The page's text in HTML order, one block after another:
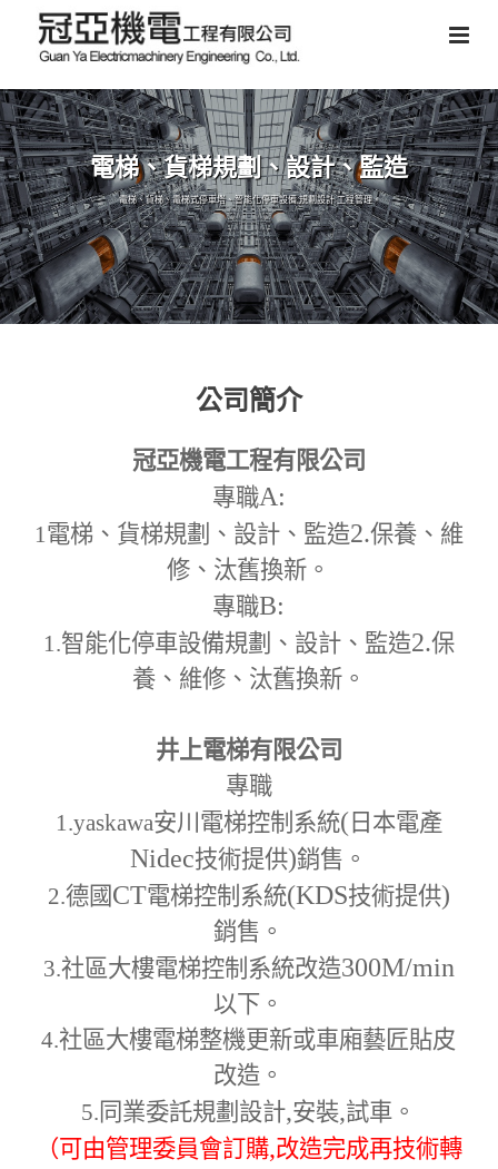
電梯、貨梯規劃、設計、監造
電梯、貨梯、電梯式停車塔、智能化停車設備,規劃設計,工程管理。
公司簡介
冠亞機電工程有限公司
專職A:
1電梯、貨梯規劃、設計、監造2.保養、維
修、汰舊換新。
專職B:
1.智能化停車設備規劃、設計、監造2.保
養、維修、汰舊換新。
井上電梯有限公司
專職
1.yaskawa安川電梯控制系統( 日本電產
Nidec技術提供)銷售。
2.德國 CT電梯控制系統(KDS技術提供)
銷售。
3.社區大樓電梯控制系統改造300M/min
以下。
4.社區大樓電梯整機更新或車廂藝匠貼皮
改造。
5. 同業委託規劃設計,安裝,試車。
（可由管理委員會訂購,改造完成再技術轉